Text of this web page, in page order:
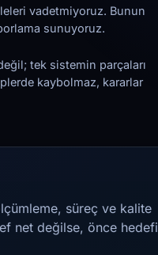
vadetmiyoruz. Bunun
sunuyoruz.
tek sistemin parçaları
kaybolmaz, kararlar
süreç ve kalite
net değilse, önce hedefi